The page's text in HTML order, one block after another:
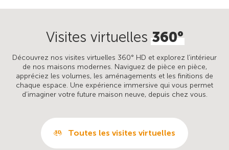
Visites virtuelles360°
Découvrez nos visites virtuelles 360° HD et explorez l’intérieur
de nos maisons modernes. Naviguez de pièce en pièce,
appréciez les volumes, les aménagements et les finitions de
chaque espace. Une expérience immersive qui vous permet
d’imaginer votre future maison neuve, depuis chez vous.
Toutes les visites virtuelles